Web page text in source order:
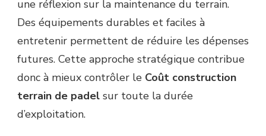
une réflexion sur la maintenance du terrain.
Des équipements durables et faciles à
entretenir permettent de réduire les dépenses
futures. Cette approche stratégique contribue
donc à mieux contrôler le Coût construction
terrain de padel sur toute la durée
d’exploitation.